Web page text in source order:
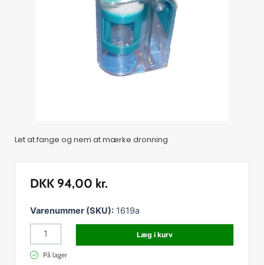
Let at fange og nem at mærke dronning
DKK 94,00 kr.
Varenummer (SKU):1619a
Mærkerør
Alt
en
Læg i kurv
På lager